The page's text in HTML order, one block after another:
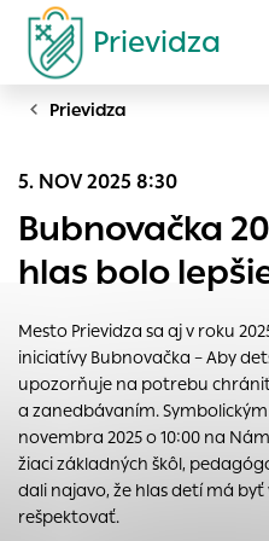
Prievidza
Vyhľadávanie
Prievidza
5. NOV 2025 8:30
Bubnovačka
hlas bolo
Mesto Prievidza sa aj v roku
iniciatívy Bubnovačka – Aby
upozorňuje na potrebu
a zanedbávaním.
novembra 2025 o 10:00 na
žiaci základných škôl,
dali najavo, že hlas detí má
rešpektovať.
Nastavenie cookies
Cookies sú malé súbory, do
ukladať informácie o vašej
zapamätoval Vaše
voľba v tomto okne.
Vyberte úroveň
Technické cookies
Technické súbory cookie sú
pomáhajú urobiť webové
umožňujú základné funkcie,